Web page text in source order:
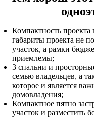
Компактность проекта
габариты проекта не
участок, а рамки
приемлемы;
3 спальни и
семью владельцев, а
которое и является
домовладения;
Компактное пятно
участок и разместить